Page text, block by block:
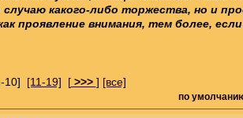
какого-либо торжества, но и
проявление внимания, тем более,
10] [11-19] [>>> ] [все]
по